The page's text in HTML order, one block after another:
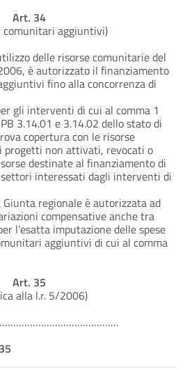
Art. 34
aggiuntivi)
delle risorse comunitarie del
è autorizzato il finanziamento
fino alla concorrenza di
gli interventi di cui al comma 1
3.14.01 e 3.14.02 dello stato di
copertura con le risorse
progetti non attivati, revocati o
destinate al finanziamento di
interessati dagli interventi di
regionale è autorizzata ad
compensative anche tra
l’esatta imputazione delle spese
aggiuntivi di cui al comma
Art. 35
alla l.r. 5/2006)